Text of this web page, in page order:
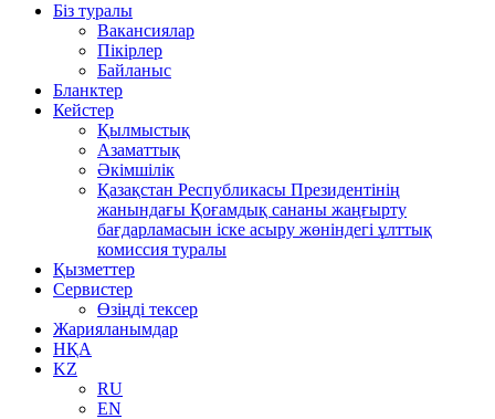
Біз туралы
Вакансиялар
Пікірлер
Байланыс
Бланктер
Кейстер
Қылмыстық
Азаматтық
Әкімшілік
Қазақстан Республикасы Президентінің
жанындағы Қоғамдық сананы жаңғырту
бағдарламасын іске асыру жөніндегі ұлттық
комиссия туралы
Қызметтер
Сервистер
Өзіңді тексер
Жарияланымдар
НҚА
KZ
RU
EN